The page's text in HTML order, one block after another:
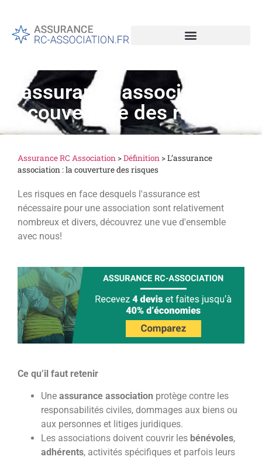
L’assurance association :
la couverture des risques
Assurance RC Association>Définition>L’assurance
association : la couverture des risques
Les risques en face desquels l'assurance est
nécessaire pour une association sont relativement
nombreux et divers, découvrez une vue d'ensemble
avec nous!
Ce qu’il faut retenir
Une assurance association protège contre les
responsabilités civiles, dommages aux biens ou
aux personnes et litiges juridiques.
Les associations doivent couvrir les bénévoles,
adhérents, activités spécifiques et parfois leurs